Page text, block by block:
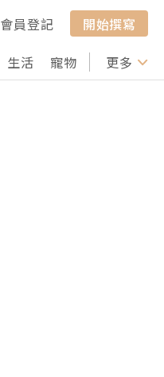
會員登記
開始撰寫
生活 寵物 行山 打卡
更多